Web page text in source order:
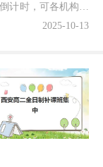
计时，可各机构的
冲刺培训...2025-10-13